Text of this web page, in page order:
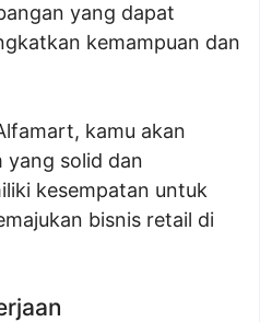
yang dapat
kemampuan dan
kamu akan
yang solid dan
kesempatan untuk
bisnis retail di